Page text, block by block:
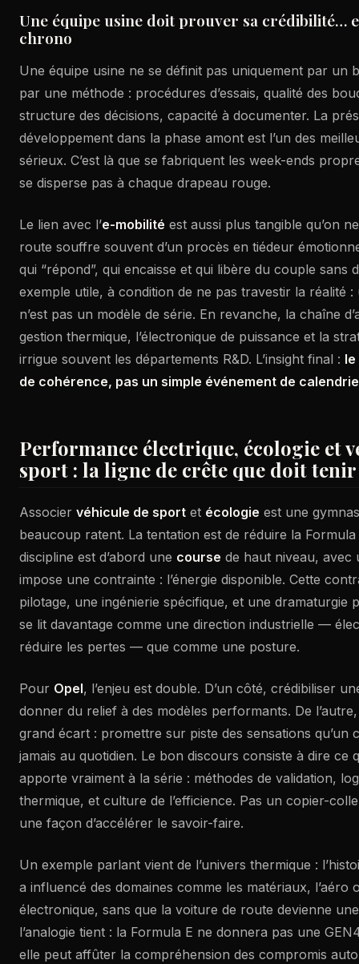
Une équipe usine doit prouver sa crédibilité…
chrono
Une équipe usine ne se définit pas uniquement par un
par une méthode : procédures d’essais, qualité des
structure des décisions, capacité à documenter. La
développement dans la phase amont est l’un des
sérieux. C’est là que se fabriquent les week-ends
se disperse pas à chaque drapeau rouge.
Le lien avec l’e-mobilité est aussi plus tangible qu’on
route souffre souvent d’un procès en tiédeur
qui “répond”, qui encaisse et qui libère du couple sans
exemple utile, à condition de ne pas travestir la réalité
n’est pas un modèle de série. En revanche, la chaîne
gestion thermique, l’électronique de puissance et la
irrigue souvent les départements R&D. L’insight final :
de cohérence, pas un simple événement de
Performance électrique, écologie et
sport : la ligne de crête que doit
Associer véhicule de sport et écologie est une
beaucoup ratent. La tentation est de réduire la
discipline est d’abord une course de haut niveau, avec
impose une contrainte : l’énergie disponible. Cette
pilotage, une ingénierie spécifique, et une dramaturgie
se lit davantage comme une direction industrielle —
réduire les pertes — que comme une posture.
Pour Opel, l’enjeu est double. D’un côté, crédibiliser
donner du relief à des modèles performants. De
grand écart : promettre sur piste des sensations qu’un
jamais au quotidien. Le bon discours consiste à dire ce
apporte vraiment à la série : méthodes de validation,
thermique, et culture de l’efficience. Pas un copier-
une façon d’accélérer le savoir-faire.
Un exemple parlant vient de l’univers thermique :
a influencé des domaines comme les matériaux, l’aéro
électronique, sans que la voiture de route devienne
l’analogie tient : la Formula E ne donnera pas une
elle peut affûter la compréhension des compromis